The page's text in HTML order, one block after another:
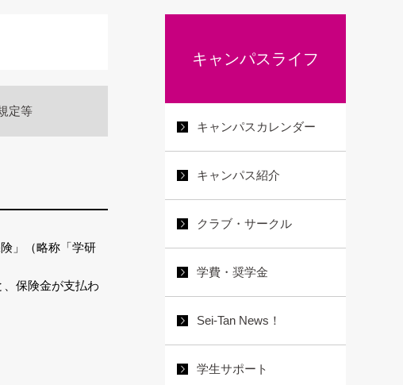
定等
」（略称「学研
保険金が支払わ
キャンパスライフ
キャンパスカレンダー
キャンパス紹介
クラブ・サークル
学費・奨学金
Sei-Tan News！
学生サポート